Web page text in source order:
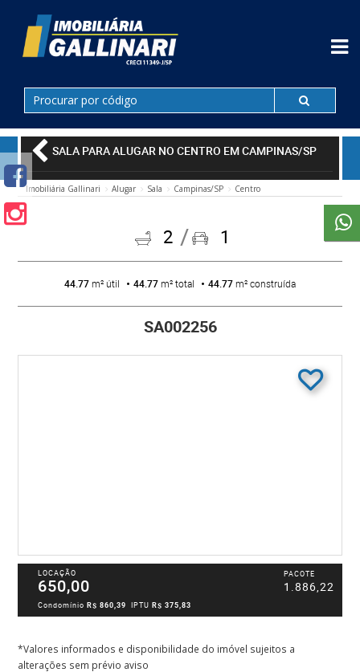
SALA PARA ALUGAR NO CENTRO EM CAMPINAS/SP
Imobiliária Gallinari Alugar Sala Campinas/SP Centro
2 1
44.77m² útil 44.77m² total 44.77m² construída
SA002256
LOCAÇÃO
650,00
PACOTE
1.886,22
CondomínioR$ 860,39 IPTUR$ 375,83
*Valores informados e disponibilidade do imóvel sujeitos a
alterações sem prévio aviso